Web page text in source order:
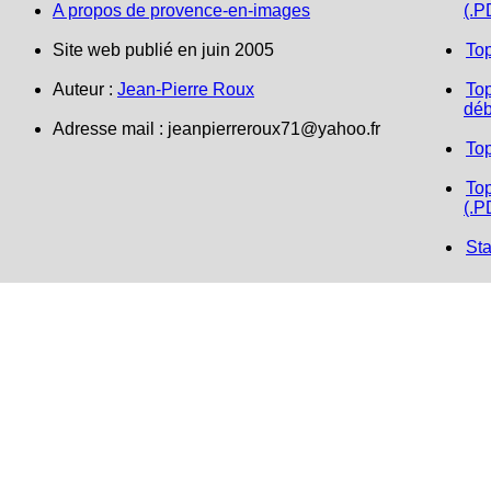
A propos de provence-en-images
Site web publié en juin 2005
Auteur : Jean-Pierre Roux
Adresse mail : jeanpierreroux71@yahoo.fr